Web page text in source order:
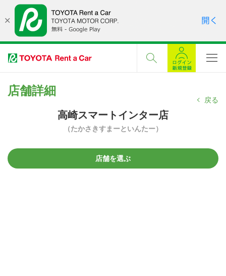
店舗詳細
戻る
高崎スマートインター店
（たかさきすまーといんたー）
店舗を選ぶ